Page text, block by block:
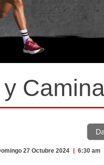
27 Octubre 2024 | 6:30 am